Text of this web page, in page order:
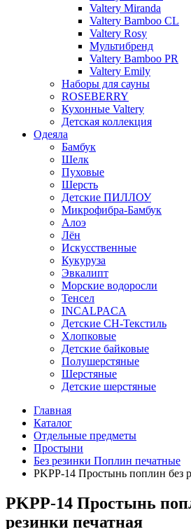
Valtery Miranda
Valtery Bamboo CL
Valtery Rosy
Мультибренд
Valtery Bamboo PR
Valtery Emily
Наборы для сауны
ROSEBERRY
Кухонные Valtery
Детская коллекция
Одеяла
Бамбук
Шелк
Пуховые
Шерсть
Детские ПИЛЛОУ
Микрофибра-Бамбук
Алоэ
Лён
Искусственные
Кукуруза
Эвкалипт
Морские водоросли
Тенсел
INCALPACA
Детские СН-Текстиль
Хлопковые
Детские байковые
Полушерстяные
Шерстяные
Детские шерстяные
Главная
Каталог
Отдельные предметы
Простыни
Без резинки Поплин печатные
PKPP-14 Простынь поплин без
PKPP-14 Простынь
резинки печатная